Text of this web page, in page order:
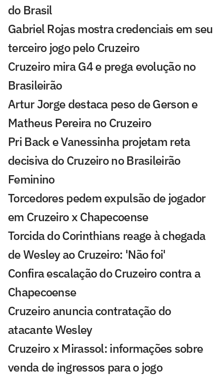
do Brasil
Gabriel Rojas mostra credenciais em seu
terceiro jogo pelo Cruzeiro
Cruzeiro mira G4 e prega evolução no
Brasileirão
Artur Jorge destaca peso de Gerson e
Matheus Pereira no Cruzeiro
Pri Back e Vanessinha projetam reta
decisiva do Cruzeiro no Brasileirão
Feminino
Torcedores pedem expulsão de jogador
em Cruzeiro x Chapecoense
Torcida do Corinthians reage à chegada
de Wesley ao Cruzeiro: 'Não foi'
Confira escalação do Cruzeiro contra a
Chapecoense
Cruzeiro anuncia contratação do
atacante Wesley
Cruzeiro x Mirassol: informações sobre
venda de ingressos para o jogo